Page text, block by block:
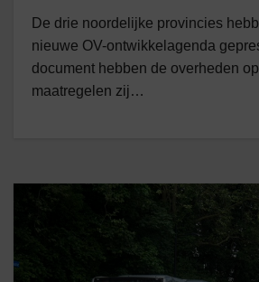
De drie noordelijke provincies
nieuwe OV-ontwikkelagenda
document hebben de overheden
maatregelen zij…